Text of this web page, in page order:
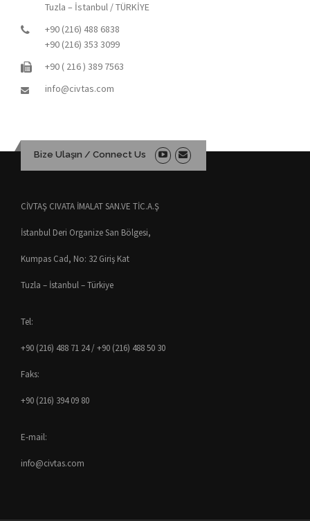
Tuzla – İstanbul / TÜRKİYE
+90 (216) 488 6838
+90 (216) 353 3099
+90 ( 216 ) 389 7563
info@civtas.com
Bize Ulaşın / Connect Us
CİVTAŞ CIVATA İMALAT SAN.VE TİC.A.Ş
İstanbul Deri Organize San Bölgesi,
Kumpas Cad, No: 32 Giriş Kat
Tuzla – İstanbul – Türkiye
Tel:
+90 (216) 488 71 24 / +90 (216) 488 50 30
Faks:
+90 (216) 394 09 80
E-mail:
info@civtas.com